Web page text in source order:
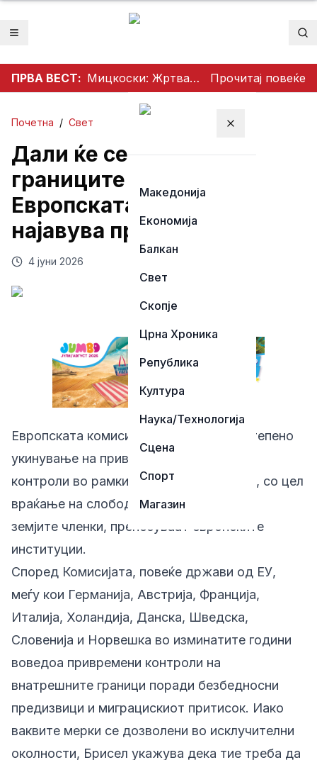
Отвори мени
ПРВА ВЕСТ: Мицкоски: Жртвата на бранителите – трајно потсетување дека мирот, слободата и безбедноста имаат своја цена Прочитај повеќе
Затвори мени
Македонија
Економија
Балкан
Свет
Скопје
Црна Хроника
Република
Култура
Наука/Технологија
Сцена
Спорт
Магазин
Почетна / Свет
Дали ќе се укинат
границите во Шенген?
Европската комисија
најавува промени
4 јуни 2026
Европската комисија препорачува постепено
укинување на привремените гранични
контроли во рамките на Шенген зоната, со цел
враќање на слободното движење меѓу
земјите членки, пренесуваат европските
институции.
Според Комисијата, повеќе држави од ЕУ,
меѓу кои Германија, Австрија, Франција,
Италија, Холандија, Данска, Шведска,
Словенија и Норвешка во изминатите години
воведоа привремени контроли на
внатрешните граници поради безбедносни
предизвици и миграцискиот притисок. Иако
ваквите мерки се дозволени во исклучителни
околности, Брисел укажува дека тие треба да